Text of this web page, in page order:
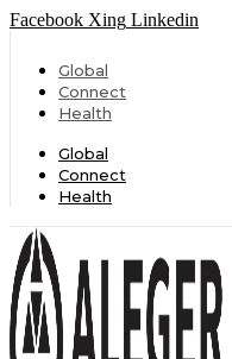
Facebook Xing Linkedin
Global
Connect
Health
Global
Connect
Health